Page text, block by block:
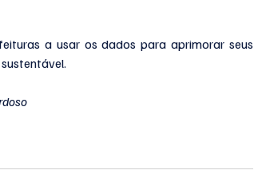
a usar os dados para aprimorar seus